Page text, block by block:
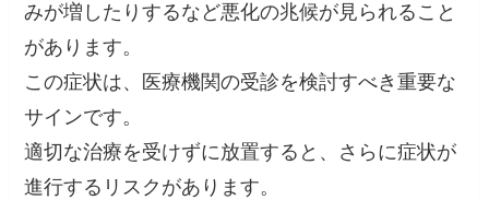
みが増したりするなど悪化の兆候が見られること
があります。
この症状は、医療機関の受診を検討すべき重要な
サインです。
適切な治療を受けずに放置すると、さらに症状が
進行するリスクがあります。